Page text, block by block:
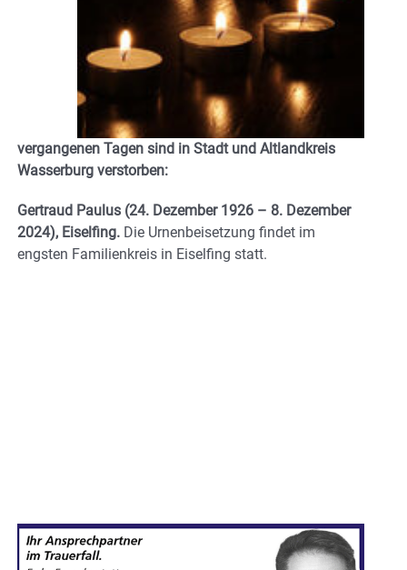
vergangenen Tagen sind in Stadt und Altlandkreis
Wasserburg verstorben:
Gertraud Paulus (24. Dezember 1926 – 8. Dezember
2024), Eiselfing. Die Urnenbeisetzung findet im
engsten Familienkreis in Eiselfing statt.